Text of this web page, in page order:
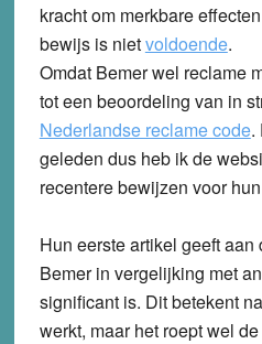
kracht om merkbare
bewijs is nietvoldoende.
Omdat Bemer wel reclame
tot een beoordeling van in
Nederlandse reclame code.
geleden dus heb ik de
recentere bewijzen voor
Hun eerste artikel geeft
Bemer in vergelijking met
significant is. Dit betekent
werkt, maar het roept wel